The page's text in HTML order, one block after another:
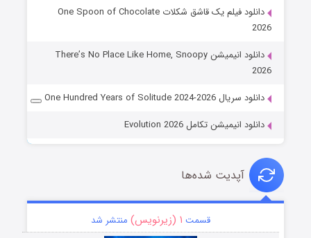
دانلود فیلم یک قاشق شکلات One Spoon of Chocolate
2026
دانلود انیمیشن There’s No Place Like Home, Snoopy
2026
دانلود سریال One Hundred Years of Solitude 2024-2026
دانلود انیمیشن تکامل Evolution 2026
آپدیت شده‌ها
قسمت ۱ (زیرنویس) منتشر شد